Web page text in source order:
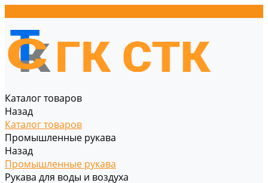
Каталог товаров
Назад
Каталог товаров
Промышленные рукава
Назад
Промышленные рукава
Рукава для воды и воздуха